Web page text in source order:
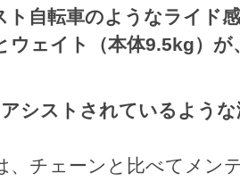
ト自転車のようなライド
ウェイト（本体9.5kg）が
シストされているよう
、チェーンと比べてメン